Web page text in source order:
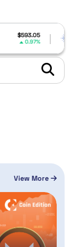
Cardano
ADA
View More